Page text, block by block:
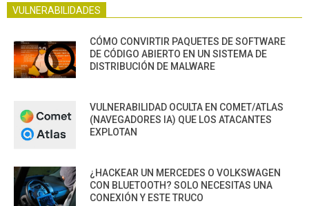
VULNERABILIDADES
CÓMO CONVIRTIR PAQUETES DE SOFTWARE
DE CÓDIGO ABIERTO EN UN SISTEMA DE
DISTRIBUCIÓN DE MALWARE
VULNERABILIDAD OCULTA EN COMET/ATLAS
(NAVEGADORES IA) QUE LOS ATACANTES
EXPLOTAN
¿HACKEAR UN MERCEDES O VOLKSWAGEN
CON BLUETOOTH? SOLO NECESITAS UNA
CONEXIÓN Y ESTE TRUCO